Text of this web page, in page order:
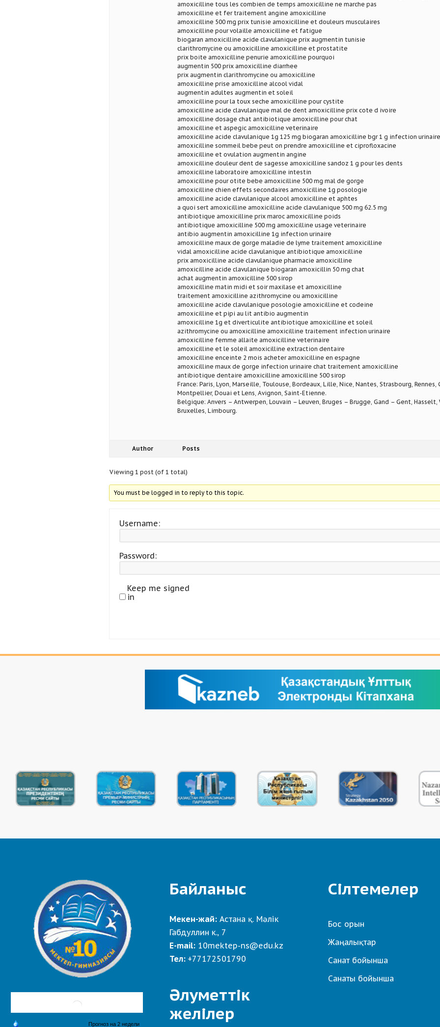
amoxicilline tous les combien de temps amoxicilline ne marche pas
amoxicilline et fer traitement angine amoxicilline
amoxicilline 500 mg prix tunisie amoxicilline et douleurs musculaires
amoxicilline pour volaille amoxicilline et fatigue
biogaran amoxicilline acide clavulanique prix augmentin tunisie
clarithromycine ou amoxicilline amoxicilline et prostatite
prix boite amoxicilline penurie amoxicilline pourquoi
augmentin 500 prix amoxicilline diarrhee
prix augmentin clarithromycine ou amoxicilline
amoxicilline prise amoxicilline alcool vidal
augmentin adultes augmentin et soleil
amoxicilline pour la toux seche amoxicilline pour cystite
amoxicilline acide clavulanique mal de dent amoxicilline prix cote d ivoire
amoxicilline dosage chat antibiotique amoxicilline pour chat
amoxicilline et aspegic amoxicilline veterinaire
amoxicilline acide clavulanique 1g 125 mg biogaran amoxicilline bgr 1 g infection urinaire
amoxicilline sommeil bebe peut on prendre amoxicilline et ciprofloxacine
amoxicilline et ovulation augmentin angine
amoxicilline douleur dent de sagesse amoxicilline sandoz 1 g pour les dents
amoxicilline laboratoire amoxicilline intestin
amoxicilline pour otite bebe amoxicilline 500 mg mal de gorge
amoxicilline chien effets secondaires amoxicilline 1g posologie
amoxicilline acide clavulanique alcool amoxicilline et aphtes
a quoi sert amoxicilline amoxicilline acide clavulanique 500 mg 62.5 mg
antibiotique amoxicilline prix maroc amoxicilline poids
antibiotique amoxicilline 500 mg amoxicilline usage veterinaire
antibio augmentin amoxicilline 1g infection urinaire
amoxicilline maux de gorge maladie de lyme traitement amoxicilline
vidal amoxicilline acide clavulanique antibiotique amoxicilline
prix amoxicilline acide clavulanique pharmacie amoxicilline
amoxicilline acide clavulanique biogaran amoxicillin 50 mg chat
achat augmentin amoxicilline 500 sirop
amoxicilline matin midi et soir maxilase et amoxicilline
traitement amoxicilline azithromycine ou amoxicilline
amoxicilline acide clavulanique posologie amoxicilline et codeine
amoxicilline et pipi au lit antibio augmentin
amoxicilline 1g et diverticulite antibiotique amoxicilline et soleil
azithromycine ou amoxicilline amoxicilline traitement infection urinaire
amoxicilline femme allaite amoxicilline veterinaire
amoxicilline et le soleil amoxicilline extraction dentaire
amoxicilline enceinte 2 mois acheter amoxicilline en espagne
amoxicilline maux de gorge infection urinaire chat traitement amoxicilline
antibiotique dentaire amoxicilline amoxicilline 500 sirop
France: Paris, Lyon, Marseille, Toulouse, Bordeaux, Lille, Nice, Nantes, Strasbourg, Rennes,
Montpellier, Douai et Lens, Avignon, Saint-Etienne.
Belgique: Anvers – Antwerpen, Louvain – Leuven, Bruges – Brugge, Gand – Gent, Hasselt,
Bruxelles, Limbourg.
Author Posts
Viewing 1 post (of 1 total)
You must be logged in to reply to this topic.
Username:
Password:
Keep me signed
in
Байланыс
Мекен-жай: Астана қ. Мәлік
Габдуллин к., 7
E-mail: 10mektep-ns@edu.kz
Тел: +77172501790
Әлуметтік
желілер
Сілтемелер
Бос орын
Жаңалықтар
Санат бойынша
Санаты бойынша